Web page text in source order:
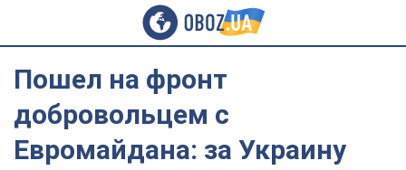
Пошел на фронт
добровольцем с
Евромайдана: за Украину